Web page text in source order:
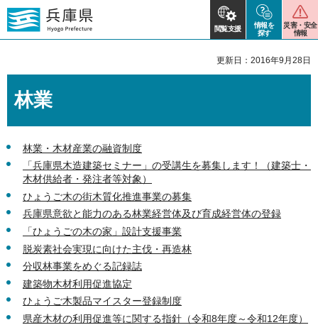
閲覧支援
情報を
探す
災害・安全
情報
更新日：2016年9月28日
林業
林業・木材産業の融資制度
「兵庫県木造建築セミナー」の受講生を募集します！（建築士・
木材供給者・発注者等対象）
ひょうご木の街木質化推進事業の募集
兵庫県意欲と能力のある林業経営体及び育成経営体の登録
「ひょうごの木の家」設計支援事業
脱炭素社会実現に向けた主伐・再造林
分収林事業をめぐる記録誌
建築物木材利用促進協定
ひょうご木製品マイスター登録制度
県産木材の利用促進等に関する指針（令和8年度～令和12年度）